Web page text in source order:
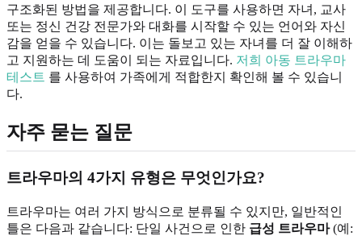
구조화된 방법을 제공합니다. 이 도구를 사용하면 자녀, 교사
또는 정신 건강 전문가와 대화를 시작할 수 있는 언어와 자신
감을 얻을 수 있습니다. 이는 돌보고 있는 자녀를 더 잘 이해하
고 지원하는 데 도움이 되는 자료입니다. 저희 아동 트라우마
테스트 를 사용하여 가족에게 적합한지 확인해 볼 수 있습니
다.
자주 묻는 질문
트라우마의 4가지 유형은 무엇인가요?
트라우마는 여러 가지 방식으로 분류될 수 있지만, 일반적인
틀은 다음과 같습니다: 단일 사건으로 인한 급성 트라우마(예: